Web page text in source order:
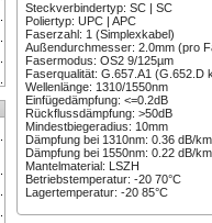
Steckverbindertyp: SC | SC
Poliertyp: UPC | APC
Faserzahl: 1 (Simplexkabel)
Außendurchmesser: 2.0mm (pro
Fasermodus: OS2 9/125µm
Faserqualität: G.657.A1 (G.652.D
Wellenlänge: 1310/1550nm
Einfügedämpfung: <=0.2dB
Rückflussdämpfung: >50dB
Mindestbiegeradius: 10mm
Dämpfung bei 1310nm: 0.36 dB/km
Dämpfung bei 1550nm: 0.22 dB/km
Mantelmaterial: LSZH
Betriebstemperatur: -20 70°C
Lagertemperatur: -20 85°C